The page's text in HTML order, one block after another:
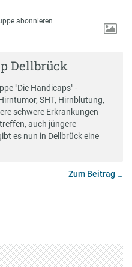
abonnieren
Dellbrück
"Die Handicaps" -
SHT, Hirnblutung,
schwere Erkrankungen
auch jüngere
es nun in Dellbrück eine
Zum Beitrag …